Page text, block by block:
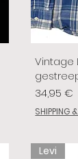
Vintage
Prix
34,95 €
SHIPPING
Levi